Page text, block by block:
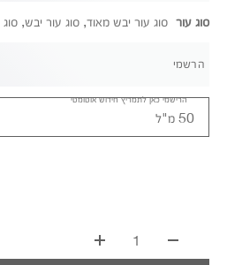
סוג עור סוג עור יבש מאוד, סוג עור יבש,
50 מ"ל
הרשמי
הרישמי כאן לתמריץ חידוש אוטומטי
1